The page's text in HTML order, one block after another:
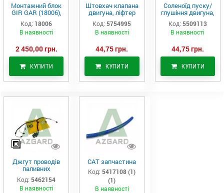
Монтажний блок
GIR GAR (18006),
Аналог
Код: 18006
В наявності
2 450,00 грн.
КУПИТИ
Штовхач клапана
двигуна, ліфтер
(575-4995)
Код: 5754995
В наявності
44,75 грн.
КУПИТИ
Соленоїд пуску/
глушіння двигуна,
актуатор (550-
9113)
Код: 5509113
В наявності
44,75 грн.
КУПИТИ
Джгут проводів
паливних
форсунок CAT
C7/C9 (546-2154)
Код: 5462154
В наявності
САТ запчастина
Код: 5417108 (1)
(1)
В наявності